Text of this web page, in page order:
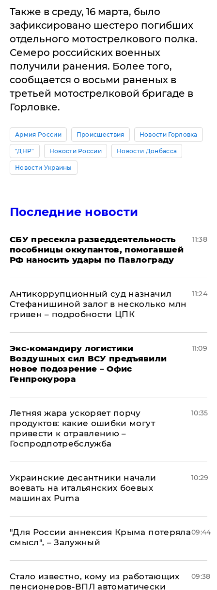
Также в среду, 16 марта, было
зафиксировано шестеро погибших
отдельного мотострелкового полка.
Семеро российских военных
получили ранения. Более того,
сообщается о восьми раненых в
третьей мотострелковой бригаде в
Горловке.
Армия России Происшествия Новости Горловка
"ДНР" Новости России Новости Донбасса
Новости Украины
Последние новости
СБУ пресекла разведдеятельность
пособницы оккупантов, помогавшей
РФ наносить удары по Павлограду
11:38
Антикоррупционный суд назначил
Стефанишиной залог в несколько млн
гривен – подробности ЦПК
11:24
Экс-командиру логистики
Воздушных сил ВСУ предъявили
новое подозрение – Офис
Генпрокурора
11:09
Летняя жара ускоряет порчу
продуктов: какие ошибки могут
привести к отравлению –
Госпродпотребслужба
10:35
Украинские десантники начали
воевать на итальянских боевых
машинах Puma
10:29
"Для России аннексия Крыма потеряла
смысл", – Залужный
09:44
Стало известно, кому из работающих
пенсионеров-ВПЛ автоматически
09:38